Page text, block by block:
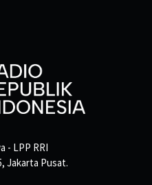
- LPP RRI
Jakarta Pusat.